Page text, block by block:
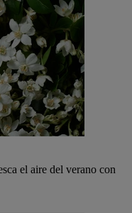
el aire del verano con